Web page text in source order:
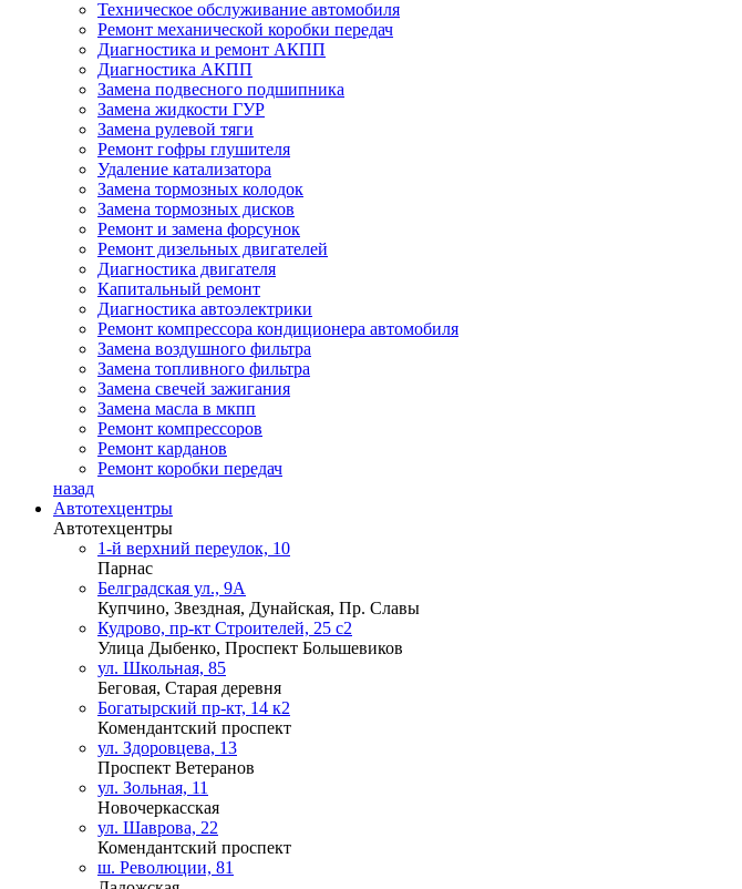
Техническое обслуживание автомобиля
Ремонт механической коробки передач
Диагностика и ремонт АКПП
Диагностика АКПП
Замена подвесного подшипника
Замена жидкости ГУР
Замена рулевой тяги
Ремонт гофры глушителя
Удаление катализатора
Замена тормозных колодок
Замена тормозных дисков
Ремонт и замена форсунок
Ремонт дизельных двигателей
Диагностика двигателя
Капитальный ремонт
Диагностика автоэлектрики
Ремонт компрессора кондиционера автомобиля
Замена воздушного фильтра
Замена топливного фильтра
Замена свечей зажигания
Замена масла в мкпп
Ремонт компрессоров
Ремонт карданов
Ремонт коробки передач
назад
Автотехцентры
Автотехцентры
1-й верхний переулок, 10
Парнас
Белградская ул., 9А
Купчино, Звездная, Дунайская, Пр. Славы
Кудрово, пр-кт Строителей, 25 с2
Улица Дыбенко, Проспект Большевиков
ул. Школьная, 85
Беговая, Старая деревня
Богатырский пр-кт, 14 к2
Комендантский проспект
ул. Здоровцева, 13
Проспект Ветеранов
ул. Зольная, 11
Новочеркасская
ул. Шаврова, 22
Комендантский проспект
ш. Революции, 81